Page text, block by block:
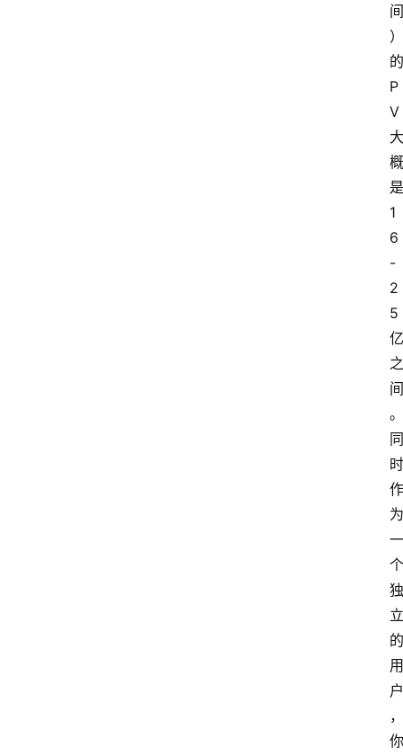
间
）
的
P
V
大
概
是
1
6
-
2
5
亿
之
间
。
同
时
作
为
一
个
独
立
的
用
户
，
你